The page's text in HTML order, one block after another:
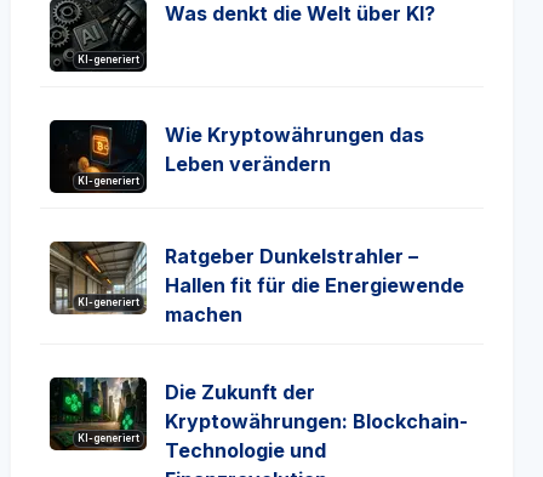
KI-generiert
Was denkt die Welt über KI?
KI-generiert
Wie Kryptowährungen das
Leben verändern
KI-generiert
Ratgeber Dunkelstrahler –
Hallen fit für die Energiewende
machen
KI-generiert
Die Zukunft der
Kryptowährungen: Blockchain-
Technologie und